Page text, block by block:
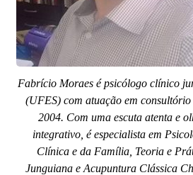
Fabrício Moraes é psicólogo clínico
(UFES) com atuação em consultório
2004. Com uma escuta atenta e
integrativo, é especialista em
Clínica e da Família, Teoria e
Junguiana e Acupuntura Clássica